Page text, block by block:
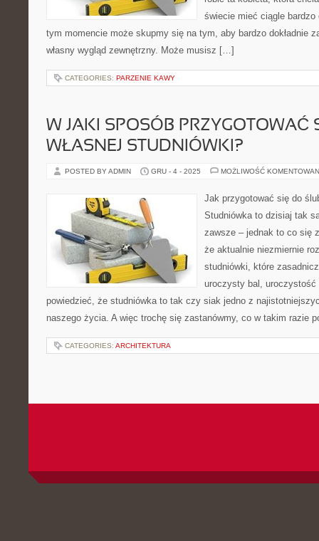
świecie mieć ciągle
tym momencie może skupmy się na tym, aby bardzo dokładnie
własny wygląd zewnętrzny. Może musisz […]
CATEGORIES: PARZENIE KAWY
W JAKI SPOSÓB PRZYGOTOWAĆ
WŁASNEJ STUDNIÓWKI?
POSTED BY ADMIN GRU - 4 - 2025 MOŻLIWOŚĆ
Jak przygotować się do
Studniówka to dzisiaj tak
zawsze – jednak to co się
że aktualnie niezmiernie
studniówki, które
uroczysty bal, uroczystość
powiedzieć, że studniówka to tak czy siak jedno z
naszego życia. A więc trochę się zastanówmy, co w takim razie
CATEGORIES: ARCHITEKTURA